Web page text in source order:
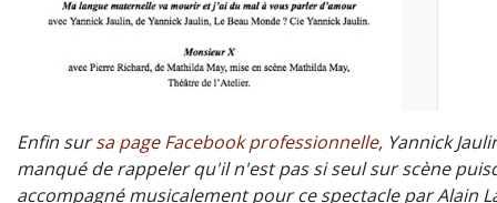
Enfin sursa page Facebook professionnelle, Yannick
manqué de rappeler qu'il n'est pas si seul sur scène
accompagné musicalement pour ce spectacle par Alain